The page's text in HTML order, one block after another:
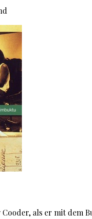
als er mit dem